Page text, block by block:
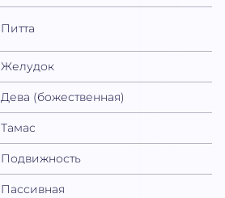
Питта
Желудок
Дева (божественная)
Тамас
Подвижность
Пассивная